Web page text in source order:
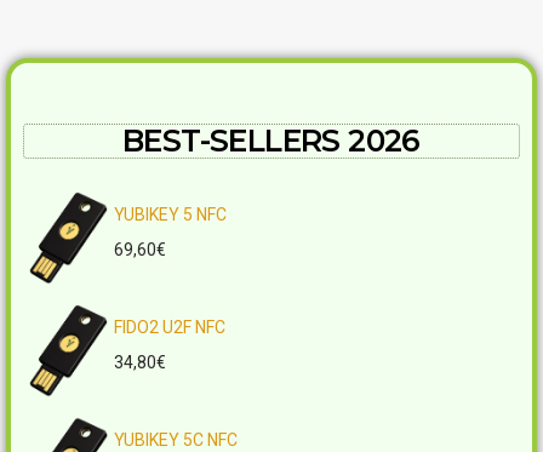
BEST-SELLERS 2026
YUBIKEY 5 NFC
69,60€
FIDO2 U2F NFC
34,80€
YUBIKEY 5C NFC